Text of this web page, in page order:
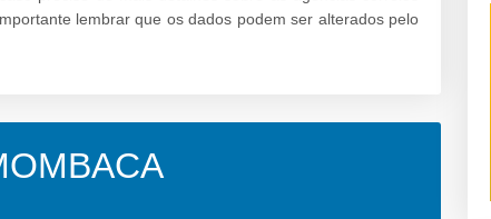
lembrar que os dados podem ser alterados pelo